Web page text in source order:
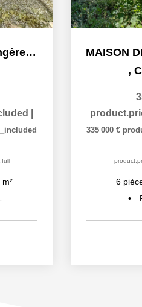
Maison familiale Longère Dépendances Grand terrain Baulon...
m²
,
335 000 €
6